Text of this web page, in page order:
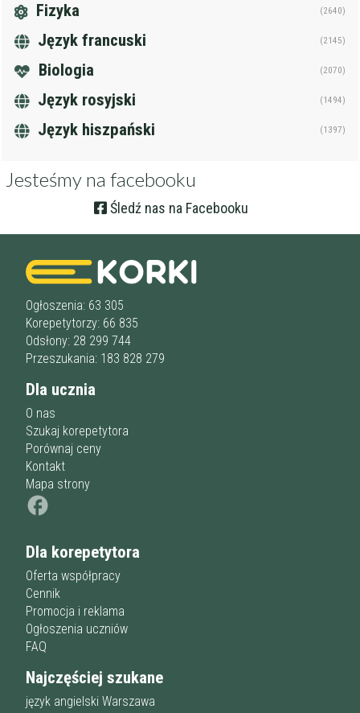
Fizyka (2640)
Język francuski (2145)
Biologia (2070)
Język rosyjski (1494)
Język hiszpański (1397)
Jesteśmy na facebooku
Śledź nas na Facebooku
Ogłoszenia: 63 305
Korepetytorzy: 66 835
Odsłony: 28 299 744
Przeszukania: 183 828 279
Dla ucznia
O nas
Szukaj korepetytora
Porównaj ceny
Kontakt
Mapa strony
Dla korepetytora
Oferta współpracy
Cennik
Promocja i reklama
Ogłoszenia uczniów
FAQ
Najczęściej szukane
język angielski Warszawa